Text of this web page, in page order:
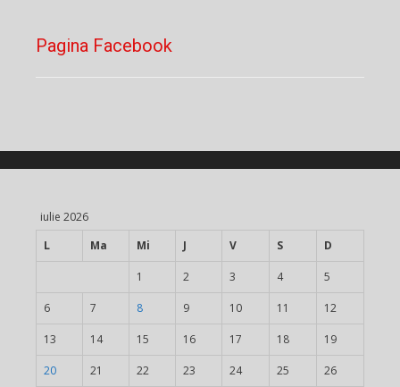
Pagina Facebook
iulie 2026
L
Ma Mi J V S D
1 2 3 4 5
6 7 8 9 10 11 12
13 14 15 16 17 18 19
20 21 22 23 24 25 26